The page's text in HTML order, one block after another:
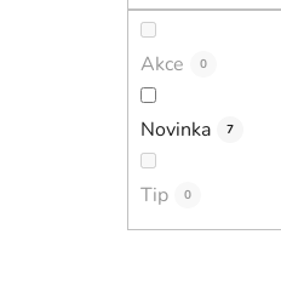
Akce 0
Novinka 7
Tip 0